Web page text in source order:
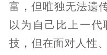
富，但唯独无法遗
以为自己比上一
技，但在面对人性